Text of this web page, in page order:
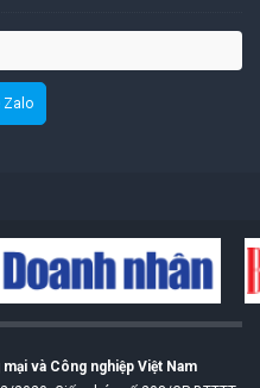
Zalo
và Công nghiệp Việt Nam